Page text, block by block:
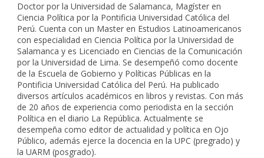
Doctor por la Universidad de Salamanca, Magíster en
Ciencia Política por la Pontificia Universidad Católica del
Perú. Cuenta con un Master en Estudios Latinoamericanos
con especialidad en Ciencia Política por la Universidad de
Salamanca y es Licenciado en Ciencias de la Comunicación
por la Universidad de Lima. Se desempeñó como docente
de la Escuela de Gobierno y Políticas Públicas en la
Pontificia Universidad Católica del Perú. Ha publicado
diversos artículos académicos en libros y revistas. Con más
de 20 años de experiencia como periodista en la sección
Política en el diario La República. Actualmente se
desempeña como editor de actualidad y política en Ojo
Público, además ejerce la docencia en la UPC (pregrado) y
la UARM (posgrado).